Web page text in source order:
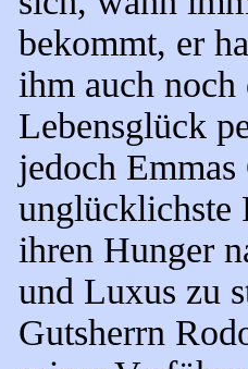
bekommt, er
ihm auch noch
Lebensglück
jedoch
unglücklichste
ihren Hunger
und Luxus zu
Gutsherrn